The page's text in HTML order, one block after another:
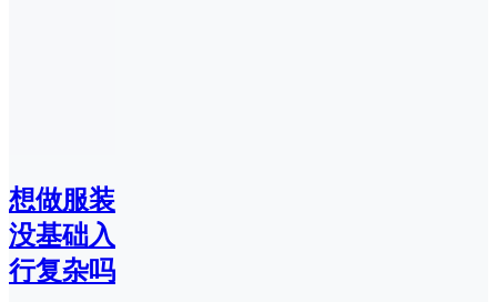
想做服装
没基础入
行复杂吗